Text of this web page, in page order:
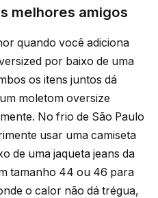
melhores amigos
quando você adiciona
por baixo de uma
os itens juntos dá
moletom oversize
No frio de São Paulo
usar uma camiseta
de uma jaqueta jeans da
tamanho 44 ou 46 para
o calor não dá trégua,